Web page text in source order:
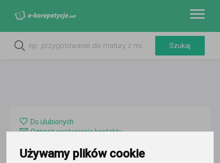
Używamy plików cookie
Do ulubionych
Oznacz wystąpienie kontaktu